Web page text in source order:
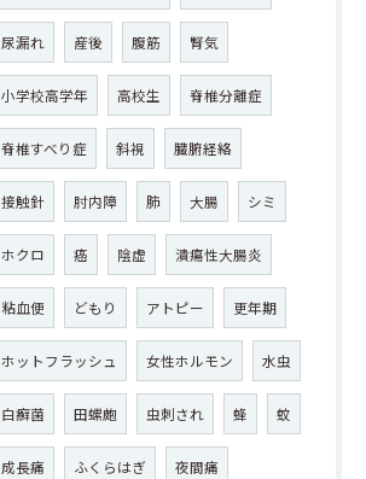
尿漏れ 産後 腹筋 腎気
小学校高学年 高校生 脊椎分離症
脊椎すべり症 斜視 臓腑経絡
接触針 肘内障 肺 大腸 シミ
ホクロ 癌 陰虚 潰瘍性大腸炎
粘血便 どもり アトピー 更年期
ホットフラッシュ 女性ホルモン 水虫
白癬菌 田螺皰 虫刺され 蜂 蚊
成長痛 ふくらはぎ 夜間痛